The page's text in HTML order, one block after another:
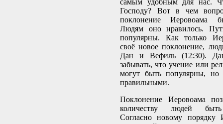
самым удобным для нас.
Господу? Вот в чем
поклонение Иеровоама
Людям оно нравилось.
популярны. Как только
своё новое поклонение,
Дан и Вефиль (12:30).
забывать, что учение или
могут быть популярны, но
правильными.
Поклонение Иеровоама
количеству людей
Согласно новому порядку